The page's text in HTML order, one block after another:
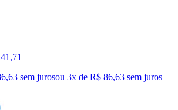
,71
sem jurosou 3x de R$ 86,63 sem juros